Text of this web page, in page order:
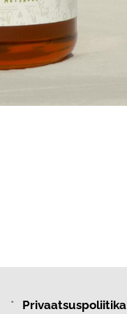
* Privaatsuspoliitika